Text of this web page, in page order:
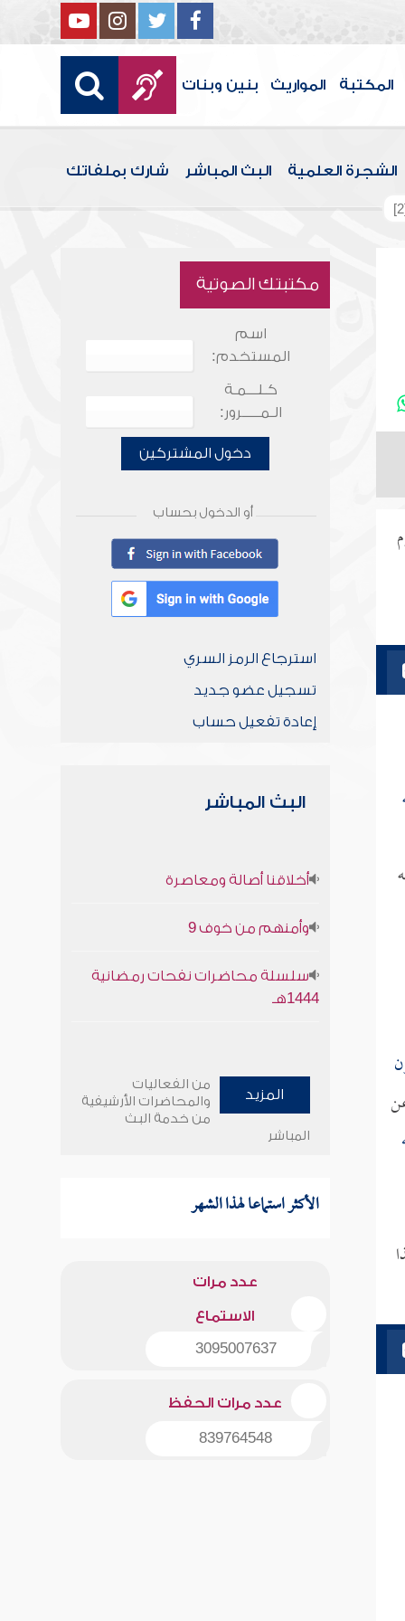
المكتبة المواريث بنين وبنات
الشجرة العلمية البث المباشر شارك بملفاتك
مكتبتك الصوتية
اسم
المستخدم:
كـلـــمـة
الـمـــــرور:
دخول المشتركين
أو الدخول بحساب
استرجاع الرمز السري
تسجيل عضو جديد
إعادة تفعيل حساب
البث المباشر
أخلاقنا أصالة ومعاصرة
وأمنهم من خوف 9
سلسلة محاضرات نفحات رمضانية
1444هـ
المزيد
من الفعاليات
والمحاضرات الأرشيفية
من خدمة البث
المباشر
الأكثر استماعا لهذا الشهر
عدد مرات
الاستماع
3095007637
عدد مرات الحفظ
839764548